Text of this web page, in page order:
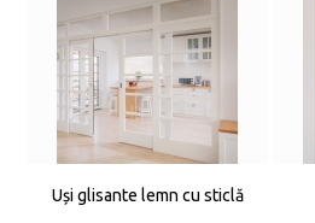
Uși glisante lemn cu sticlă